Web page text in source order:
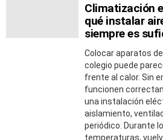
Climatización
qué instalar
siempre es
Colocar aparatos
colegio puede
frente al calor. Sin
funcionen
una instalación
aislamiento,
periódico. Durante
temperaturas,